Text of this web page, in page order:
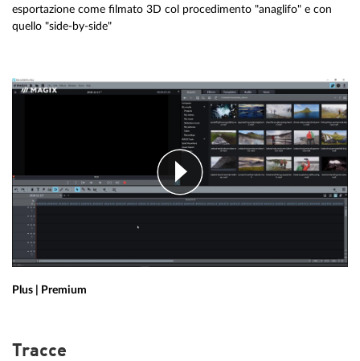
esportazione come filmato 3D col procedimento "anaglifo" e con
quello "side-by-side"
Plus | Premium
Tracce